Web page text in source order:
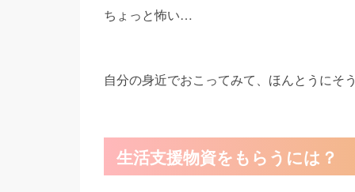
ちょっと怖い…
自分の身近でおこってみて、ほんとうにそ
生活支援物資をもらうには？